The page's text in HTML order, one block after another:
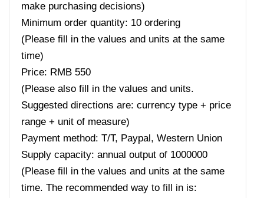
make purchasing decisions)
Minimum order quantity: 10 ordering
(Please fill in the values ​​and units at the same
time)
Price: RMB 550
(Please also fill in the values ​​and units.
Suggested directions are: currency type + price
range + unit of measure)
Payment method: T/T, Paypal, Western Union
Supply capacity: annual output of 1000000
(Please fill in the values ​​and units at the same
time. The recommended way to fill in is: